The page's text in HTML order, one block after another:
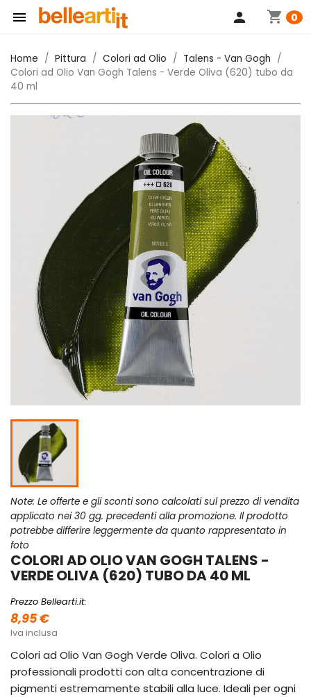
 shopping_cart 0
person
Home Pittura Colori ad Olio
Talens - Van Gogh
Colori ad Olio Van Gogh Talens - Verde Oliva (620) tubo da
40 ml
Note: Le offerte e gli sconti sono calcolati sul prezzo di vendita
applicato nei 30 gg. precedenti alla promozione. Il prodotto
potrebbe differire leggermente da quanto rappresentato in
foto
COLORI AD OLIO VAN GOGH TALENS -
VERDE OLIVA (620) TUBO DA 40 ML
Prezzo Bellearti.it:
8,95 €
Iva inclusa
Colori ad Olio Van Gogh Verde Oliva. Colori a Olio
professionali prodotti con alta concentrazione di
pigmenti estremamente stabili alla luce. Ideali per ogni